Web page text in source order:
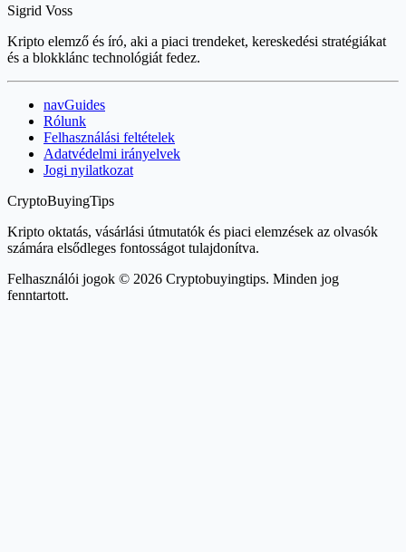
Sigrid Voss
Kripto elemző és író, aki a piaci trendeket, kereskedési stratégiákat
és a blokklánc technológiát fedez.
navGuides
Rólunk
Felhasználási feltételek
Adatvédelmi irányelvek
Jogi nyilatkozat
CryptoBuyingTips
Kripto oktatás, vásárlási útmutatók és piaci elemzések az olvasók
számára elsődleges fontosságot tulajdonítva.
Felhasználói jogok © 2026 Cryptobuyingtips. Minden jog
fenntartott.